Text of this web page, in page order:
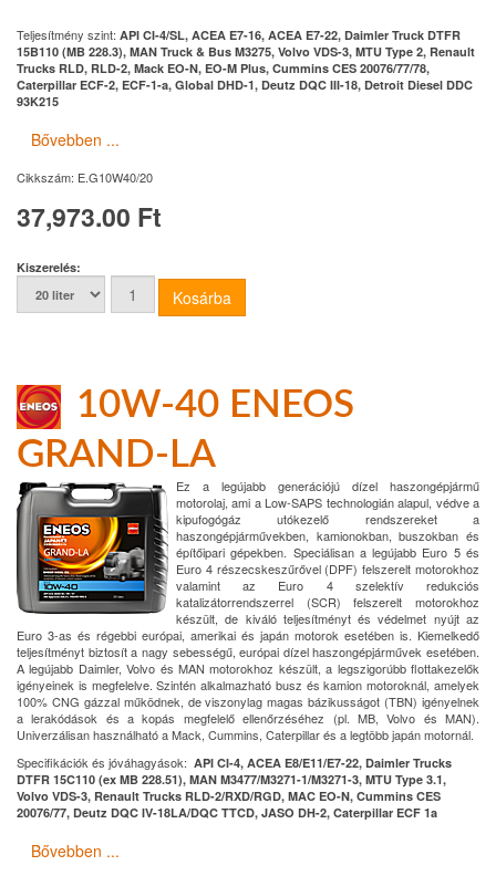
Teljesítmény szint: API CI-4/SL, ACEA E7-16, ACEA E7-22, Daimler Truck DTFR
15B110 (MB 228.3), MAN Truck & Bus M3275, Volvo VDS-3, MTU Type 2, Renault
Trucks RLD, RLD-2, Mack EO-N, EO-M Plus, Cummins CES 20076/77/78,
Caterpillar ECF-2, ECF-1-a, Global DHD-1, Deutz DQC III-18, Detroit Diesel DDC
93K215
Bővebben ...
Cikkszám: E.G10W40/20
37,973.00 Ft
Kiszerelés:
10W-40 ENEOS
GRAND-LA
Ez a legújabb generációjú dízel haszongépjármű
motorolaj, ami a Low-SAPS technologián alapul, védve a
kipufogógáz utókezelő rendszereket a
haszongépjárművekben, kamionokban, buszokban és
építőipari gépekben. Speciálisan a legújabb Euro 5 és
Euro 4 részecskeszűrővel (DPF) felszerelt motorokhoz
valamint az Euro 4 szelektív redukciós
katalizátorrendszerrel (SCR) felszerelt motorokhoz
készült, de kiváló teljesítményt és védelmet nyújt az
Euro 3-as és régebbi európai, amerikai és japán motorok esetében is. Kiemelkedő
teljesítményt biztosít a nagy sebességű, európai dízel haszongépjárművek esetében.
A legújabb Daimler, Volvo és MAN motorokhoz készült, a legszigorúbb flottakezelők
igényeinek is megfelelve. Szintén alkalmazható busz és kamion motoroknál, amelyek
100% CNG gázzal működnek, de viszonylag magas bázikusságot (TBN) igényelnek
a lerakódások és a kopás megfelelő ellenőrzéséhez (pl. MB, Volvo és MAN).
Univerzálisan használható a Mack, Cummins, Caterpillar és a legtöbb japán motornál.
Specifikációk és jóváhagyások: API CI-4, ACEA E8/E11/E7-22, Daimler Trucks
DTFR 15C110 (ex MB 228.51), MAN M3477/M3271-1/M3271-3, MTU Type 3.1,
Volvo VDS-3, Renault Trucks RLD-2/RXD/RGD, MAC EO-N, Cummins CES
20076/77, Deutz DQC IV-18LA/DQC TTCD, JASO DH-2, Caterpillar ECF 1a
Bővebben ...